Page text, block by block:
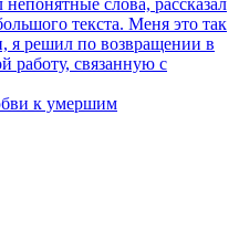
текста. Меня это так
я решил по возвращении в
работу, связанную с
к умершим